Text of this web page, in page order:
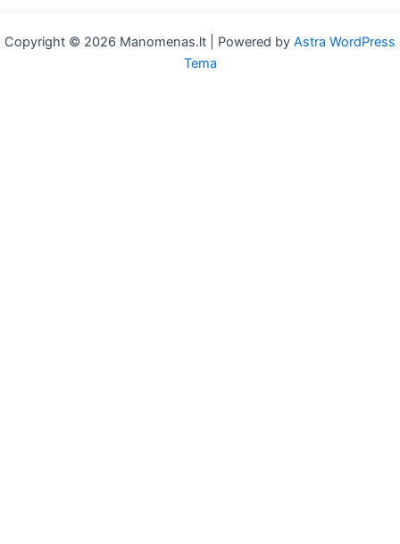
Copyright © 2026 Manomenas.lt | Powered by Astra WordPress
Tema